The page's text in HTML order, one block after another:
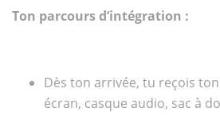
Ton parcours d’intégration :
Dès ton arrivée, tu reçois
écran, casque audio, sac à